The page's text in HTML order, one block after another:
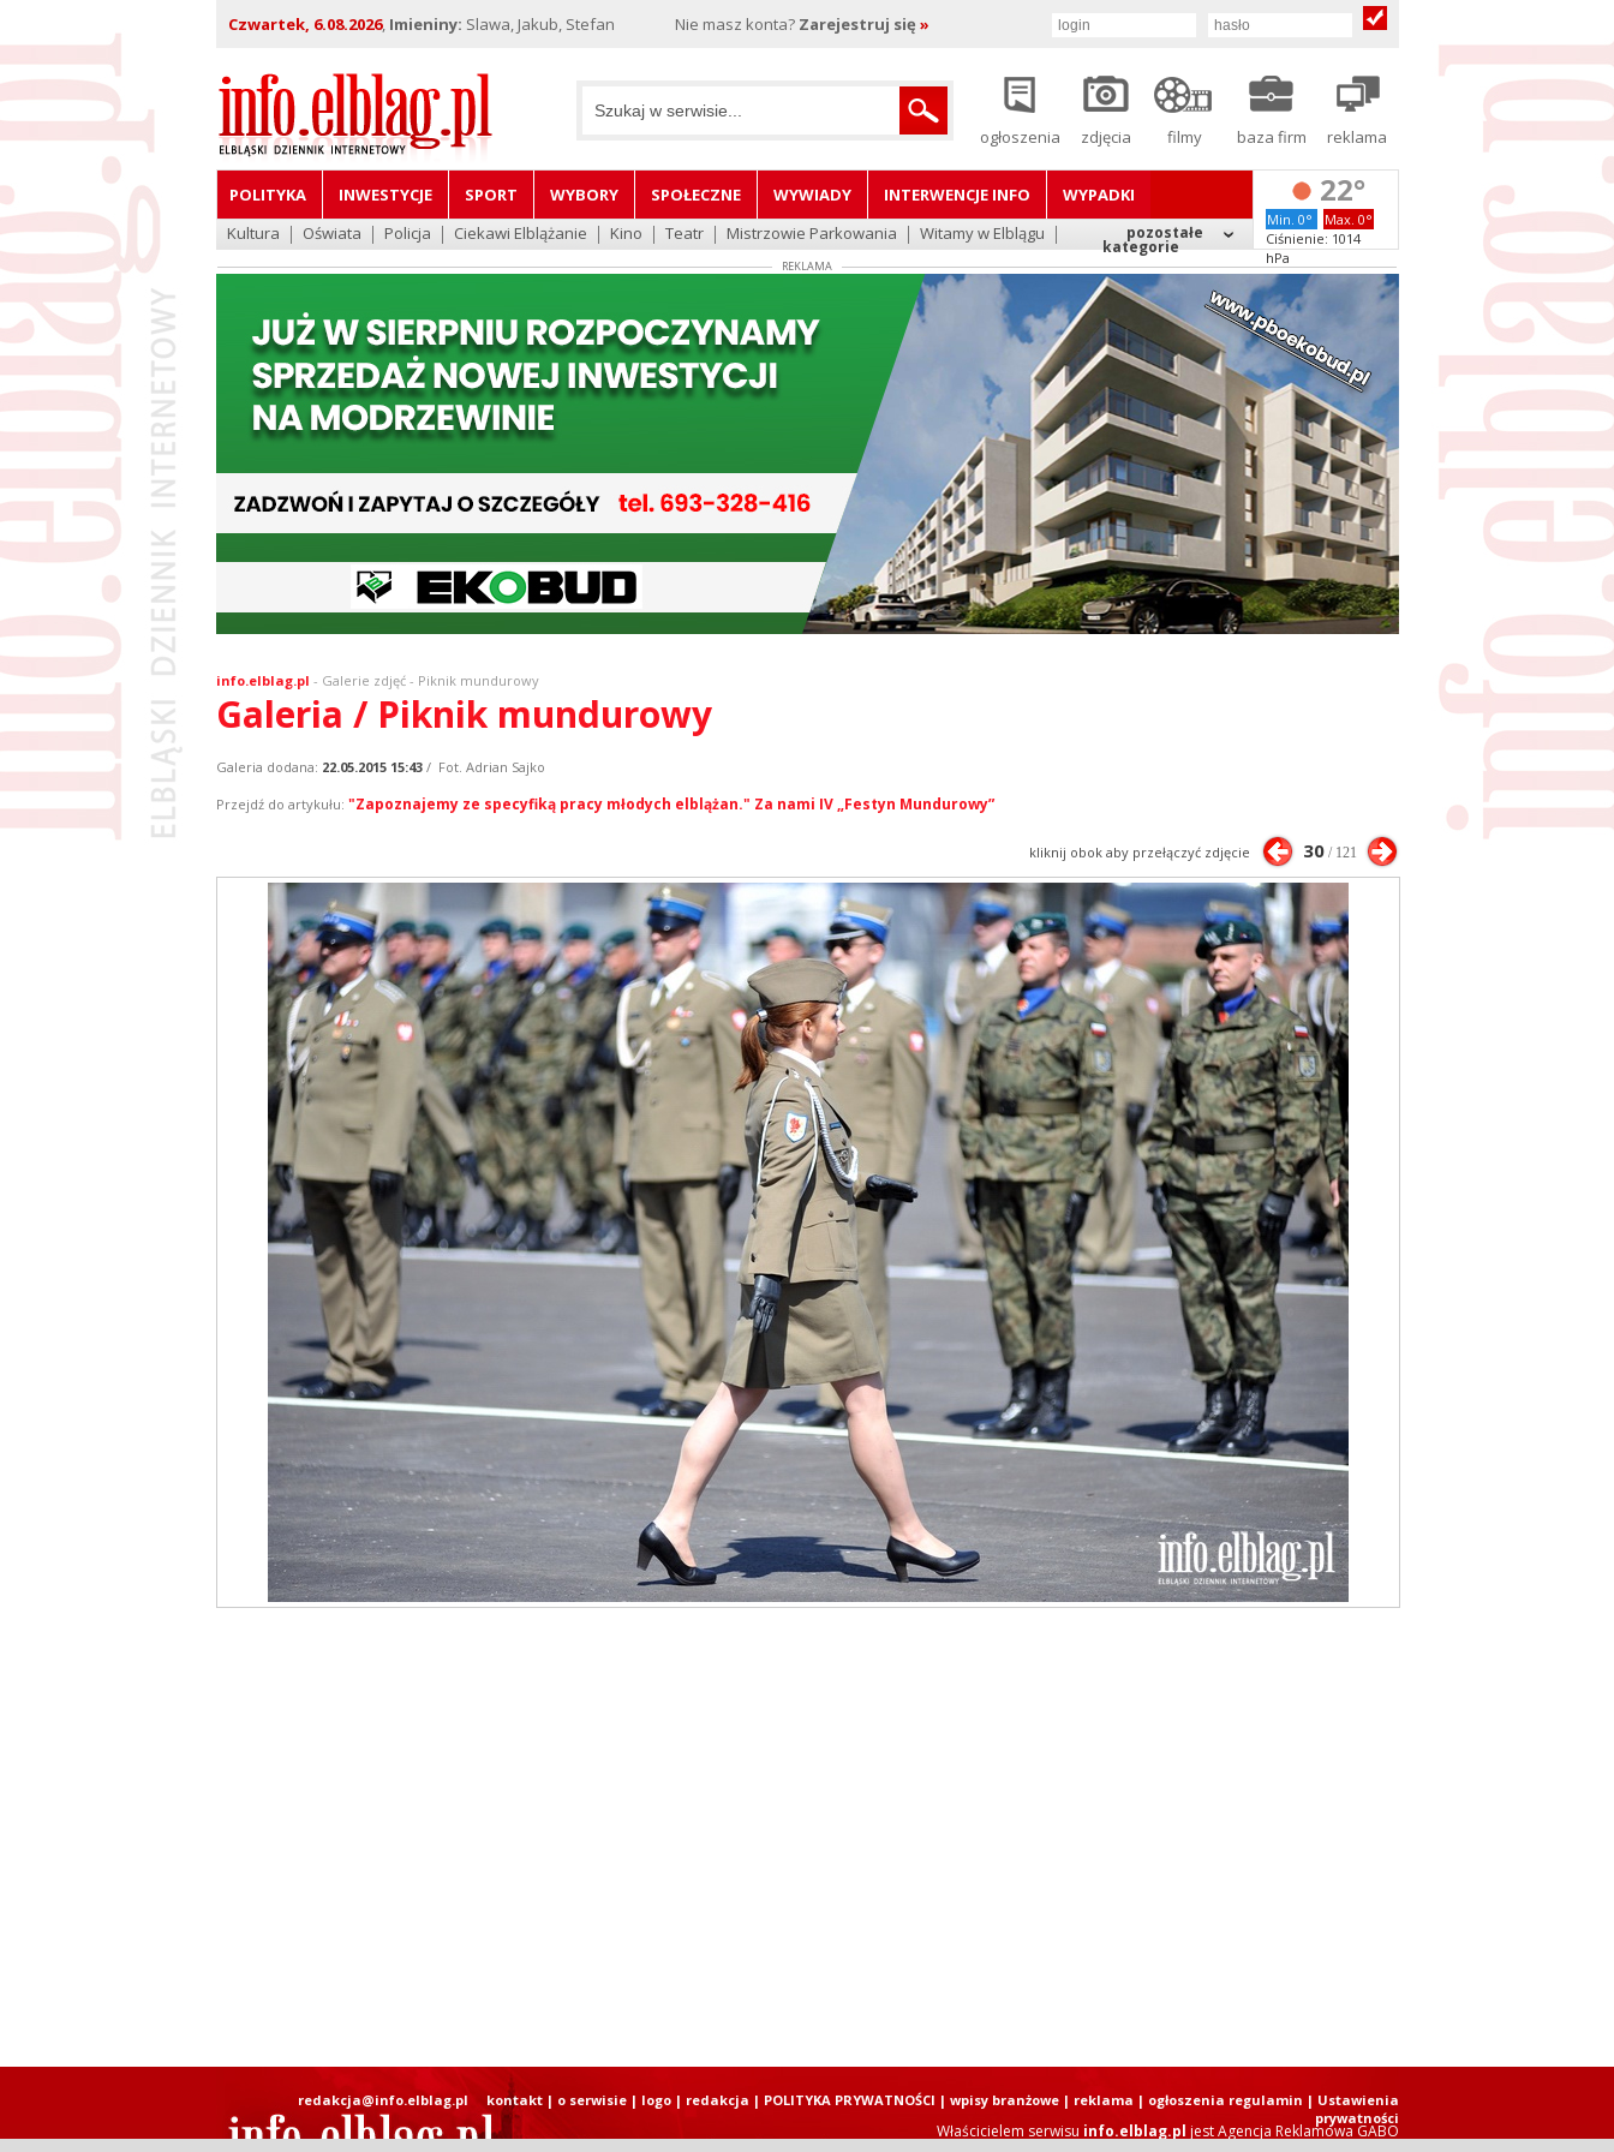
Czwartek, 6.08.2026, Imieniny: Slawa, Jakub, Stefan Nie masz konta? Zarejestruj się »
ogłoszenia zdjęcia filmy baza firm reklama
POLITYKA INWESTYCJE SPORT WYBORY SPOŁECZNE WYWIADY INTERWENCJE INFO
WYPADKI
Kultura
Oświata Policja Ciekawi Elblążanie Kino Teatr Mistrzowie Parkowania Witamy w Elblągu pozostałe
kategorie
22°
Min. 0°
Max. 0°
Ciśnienie: 1014
hPa
REKLAMA
info.elblag.pl - Galerie zdjęć- Piknik mundurowy
Galeria / Piknik mundurowy
Galeria dodana: 22.05.2015 15:43/ Fot. Adrian Sajko
Przejdź do artykułu: "Zapoznajemy ze specyfiką pracy młodych elblążan." Za nami IV „Festyn Mundurowy”
kliknij obok aby przełączyć zdjęcie 30/ 121
Właścicielem serwisu info.elblag.pl jestAgencja Reklamowa GABO
redakcja@info.elblag.pl kontakt| o serwisie| logo| redakcja | POLITYKA PRYWATNOŚCI | wpisy branżowe| reklama | ogłoszenia regulamin | Ustawienia
prywatności